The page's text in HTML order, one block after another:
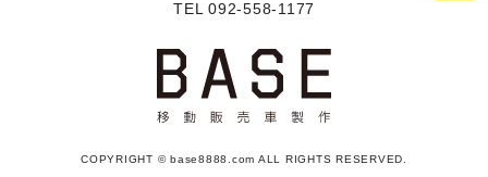
TEL 092-558-1177
COPYRIGHT © base8888.com ALL RIGHTS RESERVED.